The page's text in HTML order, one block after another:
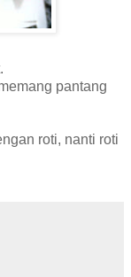
pantang
roti, nanti roti